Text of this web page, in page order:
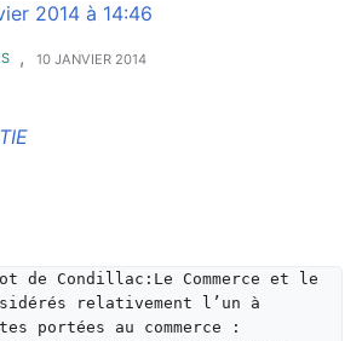
2014 à 14:46
, 10 JANVIER 2014
de Condillac:Le Commerce et le
relativement l’un à
portées au commerce :